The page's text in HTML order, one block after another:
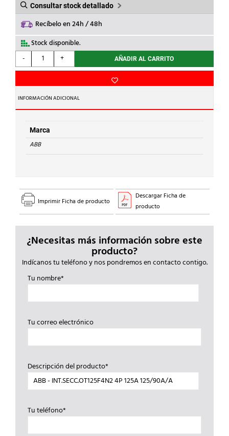
Consultar stock detallado
Recíbelo en 24h / 48h
Stock disponible.
-
ABB
-
4P
125A
125/90A/A
cantidad
+ AÑADIR AL CARRITO
INFORMACIÓN ADICIONAL
Marca
ABB
Imprimir Ficha de producto
Descargar Ficha de
producto
¿Necesitas más información sobre este
producto?
Indícanos tu teléfono y nos pondremos en contacto contigo.
Tu nombre*
Tu correo electrónico
Descripción del producto*
Tu teléfono*